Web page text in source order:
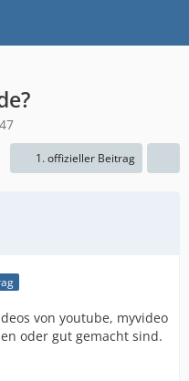
1. offizieller Beitrag
von youtube, myvideo
oder gut gemacht sind.